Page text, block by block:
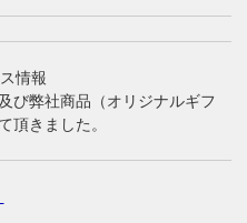
情報
び弊社商品（オリジナルギフ
頂きました。